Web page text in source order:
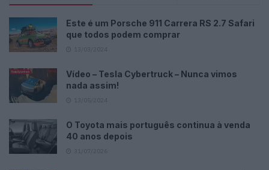
Este é um Porsche 911 Carrera RS 2.7 Safari
que todos podem comprar
Vídeo – Tesla Cybertruck – Nunca vimos
nada assim!
O Toyota mais português continua à venda
40 anos depois